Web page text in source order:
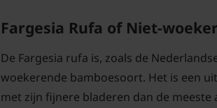
Fargesia Rufa of Niet-
De Fargesia rufa is, zoals de
woekerende bamboesoort. Het is een
met zijn fijnere bladeren dan de meeste